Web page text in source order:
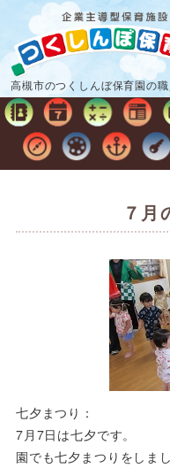
高槻市のつくしんぼ保育園の
ホーム
保育時間・料金
施設概要
７月
七夕まつり：
7月7日は七夕です。
園でも七夕まつりをしまし